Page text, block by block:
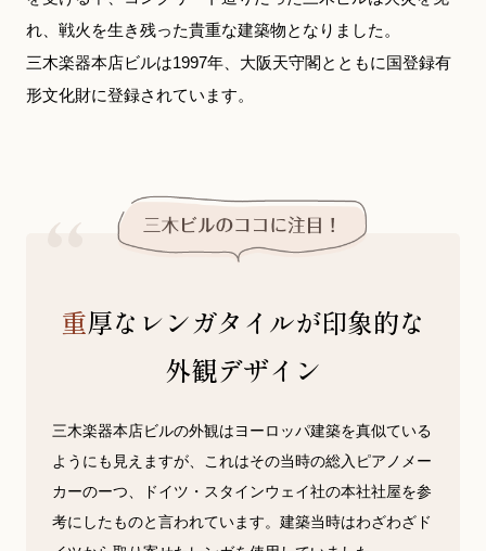
れ、戦火を生き残った貴重な建築物となりました。
三木楽器本店ビルは1997年、大阪天守閣とともに国登録有
形文化財に登録されています。
重厚なレンガタイルが印象的な
外観デザイン
三木楽器本店ビルの外観はヨーロッパ建築を真似ている
ようにも見えますが、これはその当時の総入ピアノメー
カーのーつ、ドイツ・スタインウェイ社の本社社屋を参
考にしたものと言われています。建築当時はわざわざド